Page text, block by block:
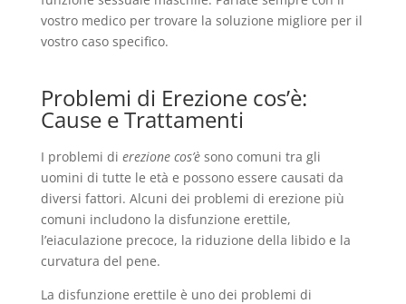
vostro medico per trovare la soluzione migliore per il
vostro caso specifico.
Problemi di Erezione cos’è:
Cause e Trattamenti
I problemi di erezione cos’èsono comuni tra gli
uomini di tutte le età e possono essere causati da
diversi fattori. Alcuni dei problemi di erezione più
comuni includono la disfunzione erettile,
l’eiaculazione precoce, la riduzione della libido e la
curvatura del pene.
La disfunzione erettile è uno dei problemi di